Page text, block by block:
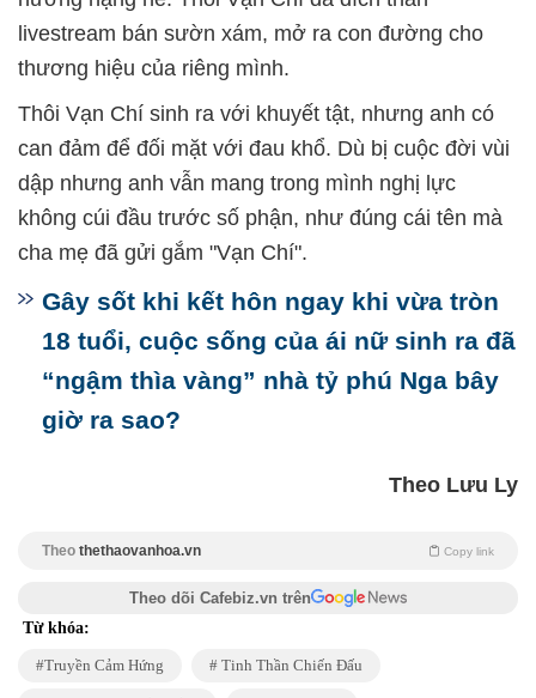
livestream bán sườn xám, mở ra con đường cho
thương hiệu của riêng mình.
Thôi Vạn Chí sinh ra với khuyết tật, nhưng anh có
can đảm để đối mặt với đau khổ. Dù bị cuộc đời vùi
dập nhưng anh vẫn mang trong mình nghị lực
không cúi đầu trước số phận, như đúng cái tên mà
cha mẹ đã gửi gắm "Vạn Chí".
Gây sốt khi kết hôn ngay khi vừa tròn
18 tuổi, cuộc sống của ái nữ sinh ra đã
“ngậm thìa vàng” nhà tỷ phú Nga bây
giờ ra sao?
Theo Lưu Ly
Theo thethaovanhoa.vn Copy link
Theo dõi Cafebiz.vn trên
Từ khóa:
Truyền Cảm Hứng Tinh Thần Chiến Đấu